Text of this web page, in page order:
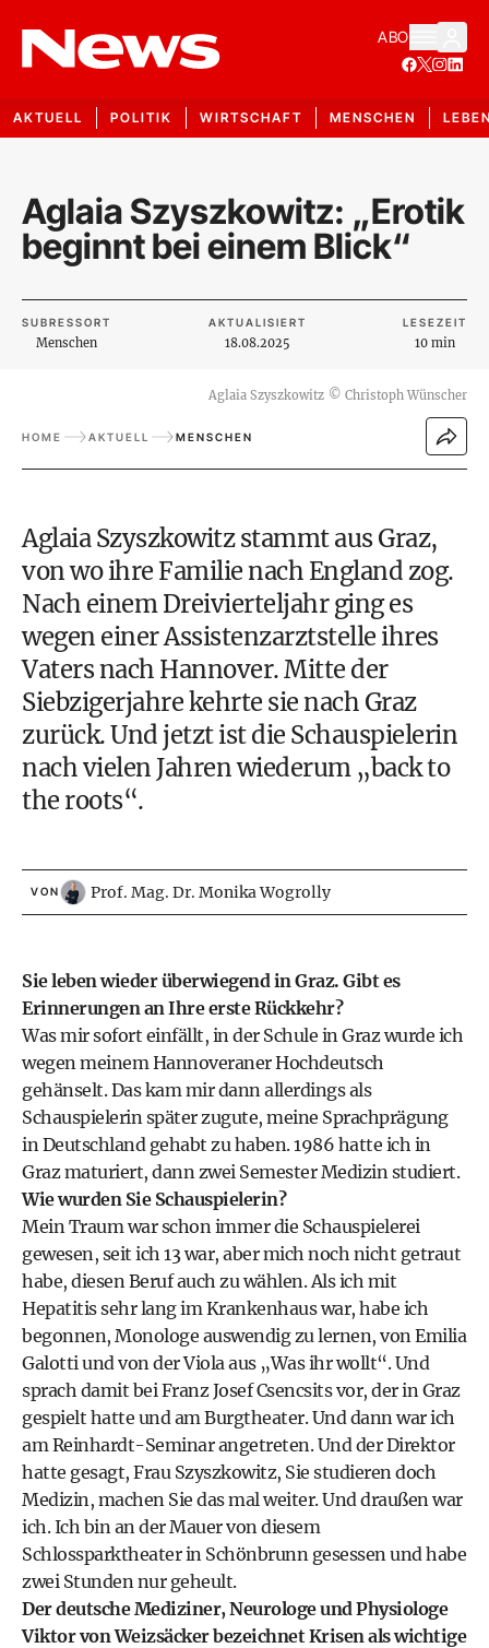
ABO
AKTUELL POLITIK WIRTSCHAFT MENSCHEN
Aglaia Szyszkowitz: „Erotik
beginnt bei einem Blick“
SUBRESSORT
Menschen
AKTUALISIERT
18.08.2025
LESEZEIT
10 min
Aglaia Szyszkowitz © Christoph Wünscher
HOME AKTUELL MENSCHEN
Aglaia Szyszkowitz stammt aus Graz,
von wo ihre Familie nach England zog.
Nach einem Dreivierteljahr ging es
wegen einer Assistenzarztstelle ihres
Vaters nach Hannover. Mitte der
Siebzigerjahre kehrte sie nach Graz
zurück. Und jetzt ist die Schauspielerin
nach vielen Jahren wiederum „back to
the roots“.
VON Prof. Mag. Dr. Monika Wogrolly
Sie leben wieder überwiegend in Graz. Gibt es
Erinnerungen an Ihre erste Rückkehr?
Was mir sofort einfällt, in der Schule in Graz wurde ich
wegen meinem Hannoveraner Hochdeutsch
gehänselt. Das kam mir dann allerdings als
Schauspielerin später zugute, meine Sprachprägung
in Deutschland gehabt zu haben. 1986 hatte ich in
Graz maturiert, dann zwei Semester Medizin studiert.
Wie wurden Sie Schauspielerin?
Mein Traum war schon immer die Schauspielerei
gewesen, seit ich 13 war, aber mich noch nicht getraut
habe, diesen Beruf auch zu wählen. Als ich mit
Hepatitis sehr lang im Krankenhaus war, habe ich
begonnen, Monologe auswendig zu lernen, von Emilia
Galotti und von der Viola aus „Was ihr wollt“. Und
sprach damit bei Franz Josef Csencsits vor, der in Graz
gespielt hatte und am Burgtheater. Und dann war ich
am Reinhardt-Seminar angetreten. Und der Direktor
hatte gesagt, Frau Szyszkowitz, Sie studieren doch
Medizin, machen Sie das mal weiter. Und draußen war
ich. Ich bin an der Mauer von diesem
Schlossparktheater in Schönbrunn gesessen und habe
zwei Stunden nur geheult.
Der deutsche Mediziner, Neurologe und Physiologe
Viktor von Weizsäcker bezeichnet Krisen als wichtige